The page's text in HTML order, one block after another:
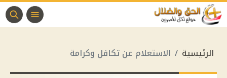
الرئيسية الاستعلام عن تكافل وكرامة